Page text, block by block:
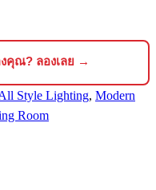
คุณ? ลองเลย →
Style Lighting, Modern
Room